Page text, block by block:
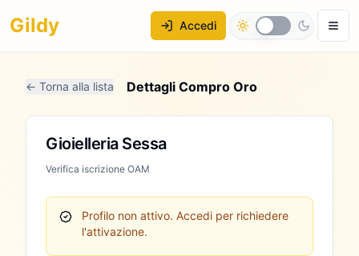
Gildy Accedi
← Torna alla lista Dettagli Compro Oro
Gioielleria Sessa
Verifica iscrizione OAM
Profilo non attivo. Accedi per richiedere
l'attivazione.